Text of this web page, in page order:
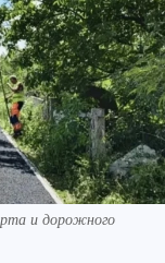
и дорожного